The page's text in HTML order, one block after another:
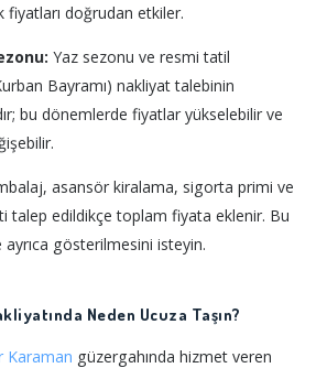
fiyatları doğrudan etkiler.
Yaz sezonu ve resmi tatil
Bayramı) nakliyat talebinin
bu dönemlerde fiyatlar yükselebilir ve
asansör kiralama, sigorta primi ve
talep edildikçe toplam fiyata eklenir. Bu
gösterilmesini isteyin.
Neden Ucuza Taşın?
Karaman güzergahında hizmet veren